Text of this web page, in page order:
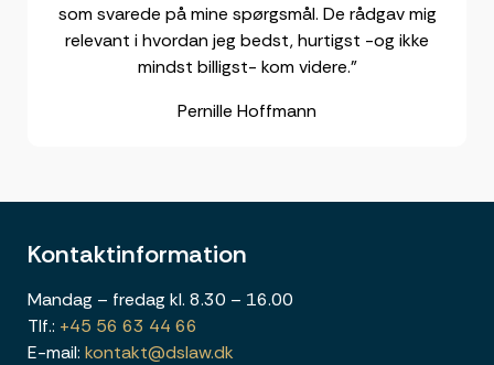
som svarede på mine spørgsmål. De rådgav mig
relevant i hvordan jeg bedst, hurtigst -og ikke
mindst billigst- kom videre.”
Pernille Hoffmann
Kontaktinformation
Mandag – fredag kl. 8.30 – 16.00
Tlf.: +45 56 63 44 66
E-mail: kontakt@dslaw.dk